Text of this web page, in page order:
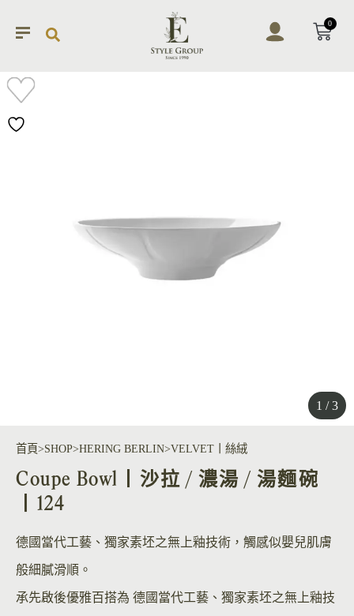
0
1 / 3
首頁 SHOP HERING BERLIN VELVET丨絲絨
Coupe Bowl丨沙拉 / 濃湯 / 湯麵碗
丨124
德國當代工藝、獨家素坯之無上釉技術，觸感似嬰兒肌膚
般細膩滑順。
承先啟後優雅百搭為 德國當代工藝、獨家素坯之無上釉技